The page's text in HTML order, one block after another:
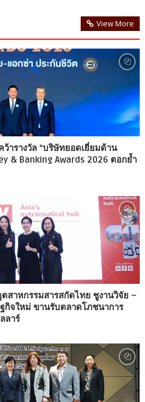
View More
ารางวัล “บริษัทยอดเยี่ยมด้าน
& Banking Awards 2026 ตอกย้ำ
สาหกรรมสารสกัดไทย ชูงานวิจัย –
กิจใหม่ ขานรับตลาดโภชนาการ
ลาร์